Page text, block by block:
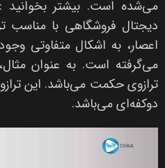
می‌شده است. بیشتر بخوانید
دیجتال فروشگاهی با مناسب
اعصار، به اشکال متفاوتی
می‌گرفته است. به عنوان مثال،
ترازوی حکمت می‌باشد. این
دوکفه‌ای می‌باشد.